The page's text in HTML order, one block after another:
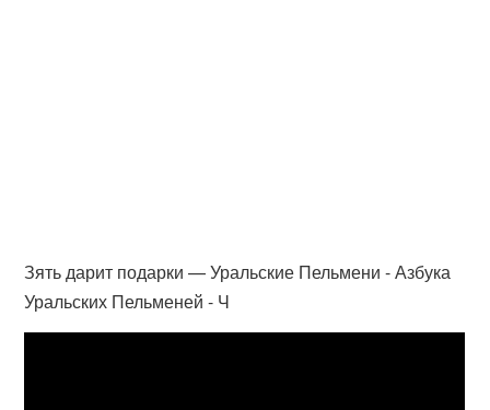
Зять дарит подарки — Уральские Пельмени - Азбука
Уральских Пельменей - Ч